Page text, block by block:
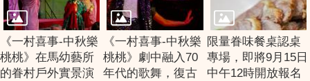
《一村喜事-中秋樂
桃桃》在馬幼藝所
的眷村戶外實景演
《一村喜事-中秋樂
桃桃》劇中融入70
年代的歌舞，復古
限量眷味餐桌認桌
專場，即將9月15日
中午12時開放報名